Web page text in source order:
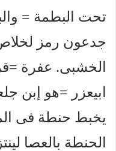
تحت البطمة =
جدعون رمز
الخشبى. عفرة
ابيعزر =هو إبن
يخبط حنطة فى
الحنطة بالعصا